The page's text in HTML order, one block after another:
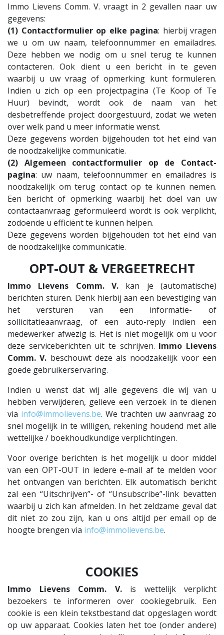
Immo Lievens Comm. V. vraagt in 2 gevallen naar uw
gegevens:
(1) Contactformulier op elke pagina: hierbij vragen
we u om uw naam, telefoonnummer en emailadres.
Deze hebben we nodig om u snel terug te kunnen
contacteren. Ook dient u een bericht in te geven
waarbij u uw vraag of opmerking kunt formuleren.
Indien u zich op een projectpagina (Te Koop of Te
Huur) bevindt, wordt ook de naam van het
desbetreffende project doorgestuurd, zodat we weten
over welk pand u meer informatie wenst.
Deze gegevens worden bijgehouden tot het eind van
de noodzakelijke communicatie.
(2) Algemeen contactformulier op de Contact-
pagina: uw naam, telefoonnummer en emailadres is
noodzakelijk om terug contact op te kunnen nemen.
Een bericht of opmerking waarbij het doel van uw
contactaanvraag geformuleerd wordt is ook verplicht,
zodoende u efficiënt te kunnen helpen.
Deze gegevens worden bijgehouden tot het eind van
de noodzakelijke communicatie.
OPT-OUT & VERGEETRECHT
Immo Lievens Comm. V. kan je (automatische)
berichten sturen. Denk hierbij aan een bevestiging van
het versturen van een informatie- of
sollicitatieaanvraag, of een auto-reply indien een
medewerker afwezig is. Het is niet mogelijk om u voor
deze serviceberichten uit te schrijven. Immo Lievens
Comm. V. beschouwt deze als noodzakelijk voor een
goede gebruikerservaring.
Indien u wenst dat wij alle gegevens die wij van u
hebben verwijderen, gelieve een verzoek in te dienen
via info@immolievens.be. We trachten uw aanvraag zo
snel mogelijk in te willigen, rekening houdend met alle
wettelijke / boekhoudkundige verplichtingen.
Voor overige berichten is het mogelijk u door middel
van een OPT-OUT in iedere e-mail af te melden voor
het ontvangen van berichten. Elk automatisch bericht
zal een “Uitschrijven”- of “Unsubscribe”-link bevatten
waarbij u zich kan afmelden. In het zeldzame geval dat
dit niet zo zou zijn, kan u ons altijd per email op de
hoogte brengen via info@immolievens.be.
COOKIES
Immo Lievens Comm. V.is wettelijk verplicht
bezoekers te informeren over cookiegebruik. Een
cookie is een klein tekstbestand dat opgeslagen wordt
op uw apparaat. Cookies laten het toe (onder andere)